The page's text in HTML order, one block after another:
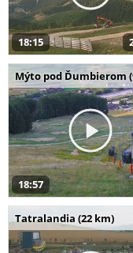
18:15
Mýto pod Ďumbierom
18:57
Tatralandia (22 km)